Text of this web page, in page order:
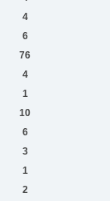
4
6
76
4
1
10
6
3
1
2